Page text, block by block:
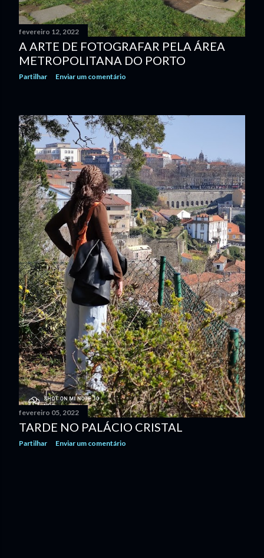
fevereiro 12, 2022
A ARTE DE FOTOGRAFAR PELA ÁREA
METROPOLITANA DO PORTO
Partilhar Enviar um comentário
fevereiro 05, 2022
TARDE NO PALÁCIO CRISTAL
Partilhar Enviar um comentário